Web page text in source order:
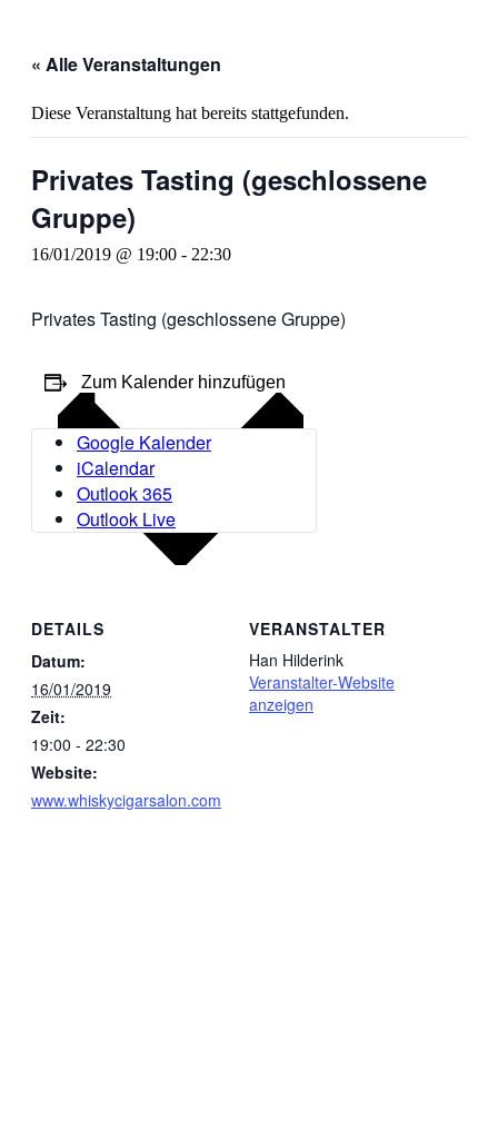
« Alle Veranstaltungen
Diese Veranstaltung hat bereits stattgefunden.
Privates Tasting (geschlossene
Gruppe)
16/01/2019 @ 19:00 - 22:30
Privates Tasting (geschlossene Gruppe)
Zum Kalender hinzufügen
Google Kalender
iCalendar
Outlook 365
Outlook Live
DETAILS
Datum:
16/01/2019
Zeit:
19:00 - 22:30
Website:
www.whiskycigarsalon.com
VERANSTALTER
Han Hilderink
Veranstalter-Website
anzeigen